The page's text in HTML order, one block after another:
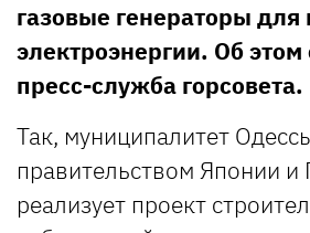
газовые генераторы для
электроэнергии. Об
пресс-служба горсовета.
Так, муниципалитет
правительством Японии
реализует проект